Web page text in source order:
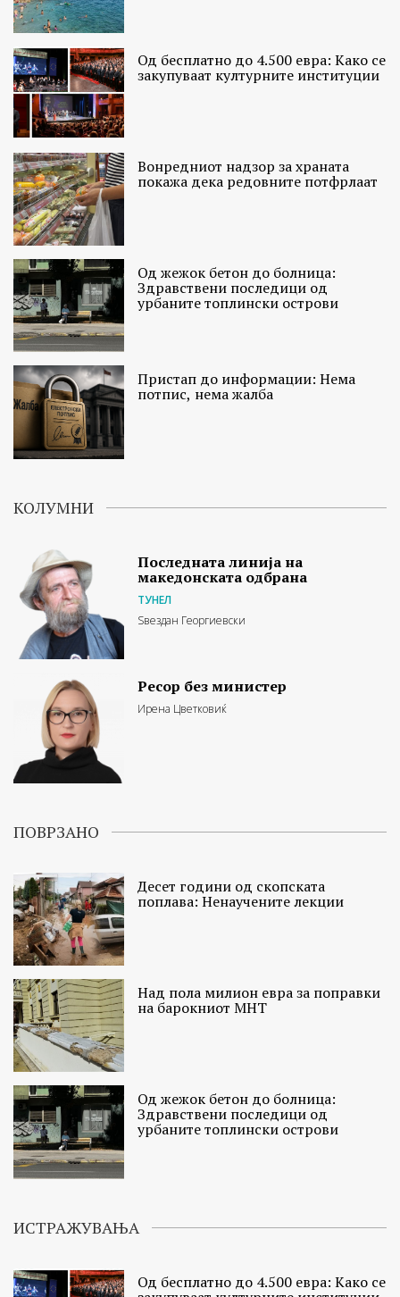
Од бесплатно до 4.500 евра: Како се
закупуваат културните институции
Вонредниот надзор за храната
покажа дека редовните потфрлаат
Од жежок бетон до болница:
Здравствени последици од
урбаните топлински острови
Пристап до информации: Нема
потпис, нема жалба
КОЛУМНИ
Последната линија на
македонската одбрана
ТУНЕЛ
Ѕвездан Георгиевски
Ресор без министер
Ирена Цветковиќ
ПОВРЗАНО
Десет години од скопската
поплава: Ненаучените лекции
Над пола милион евра за поправки
на барокниот МНТ
Од жежок бетон до болница:
Здравствени последици од
урбаните топлински острови
ИСТРАЖУВАЊА
Од бесплатно до 4.500 евра: Како се